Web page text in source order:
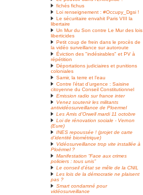
fichés fichus
Loi renseignement : #Occupy_Dgsi !
Le sécuritaire envahit Paris VIII la
libertaire
Un Mur du Son contre Le Mur des lois
liberticides
Petit coup de frein dans le procès de
la vidéo surveillance sur autoroute
Éviction des "indésirables" et PV à
répétition
Déportations judiciaires et punitions
coloniales
Samir, la terre et l’eau
Contre l’état d’urgence : Saisine
citoyenne du Conseil Constitutionnel
Emission radio sur france inter
Venez soutenir les militants
antividéosurveillance de Ploermel
Les Amis d’Orwell mardi 11 octobre
Loi de rénovation sociale - Vernon
(Eure)
INES repoussée ! (projet de carte
d’identité biométrique)
Vidéosurveillance trop vite installée à
Ploërmel ?
Manifestation “Face aux crimes
policiers : tous unis”
Le conseil d’état se mêle de la CNIL
Les lois de la démocratie ne plaisent
pas ?
Smart condamné pour
vidéosurveillance